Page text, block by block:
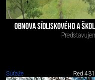
OBNOVA SÍDLISKOVÉHO A
Súťaže Red 4